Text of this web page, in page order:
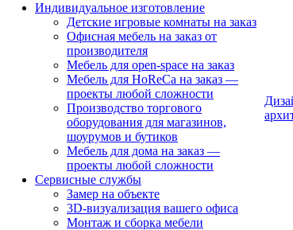
Индивидуальное изготовление
Детские игровые комнаты на заказ
Офисная мебель на заказ от
производителя
Мебель для open-space на заказ
Мебель для HoReCa на заказ —
проекты любой сложности
Производство торгового
оборудования для магазинов,
шоурумов и бутиков
Мебель для дома на заказ —
проекты любой сложности
Сервисные службы
Замер на объекте
3D-визуализация вашего офиса
Монтаж и сборка мебели